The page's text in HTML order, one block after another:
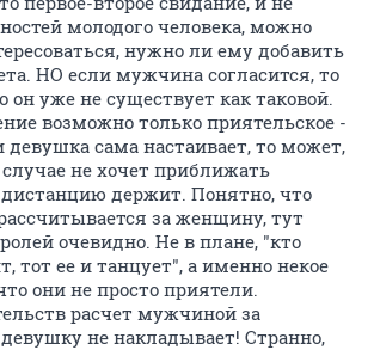
молодого человека, можно
нужно ли ему добавить
НО если мужчина согласится, то
уже не существует как таковой.
возможно только приятельское -
девушка сама настаивает, то может,
не хочет приближать
держит. Понятно, что
за женщину, тут
очевидно. Не в плане, "кто
тот ее и танцует", а именно некое
они не просто приятели.
расчет мужчиной за
не накладывает! Странно,